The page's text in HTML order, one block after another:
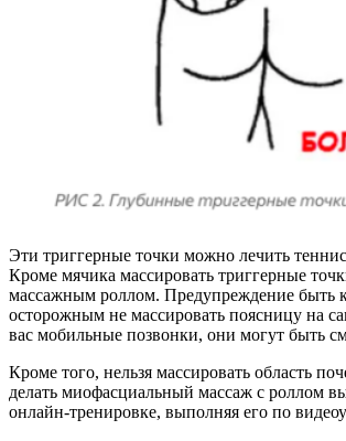
Эти триггерные точки можно лечить
Кроме мячика массировать триггерные
массажным роллом. Предупреждение быть
осторожным не массировать поясницу на
вас мобильные позвонки, они могут быть
Кроме того, нельзя массировать область
делать миофасциальный массаж с роллом
онлайн-тренировке, выполняя его по